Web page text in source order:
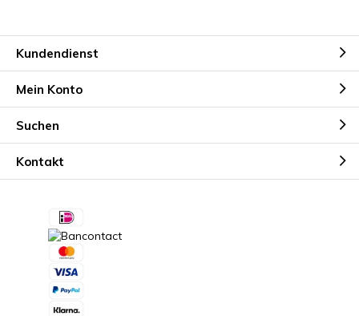
Kundendienst
Mein Konto
Suchen
Kontakt